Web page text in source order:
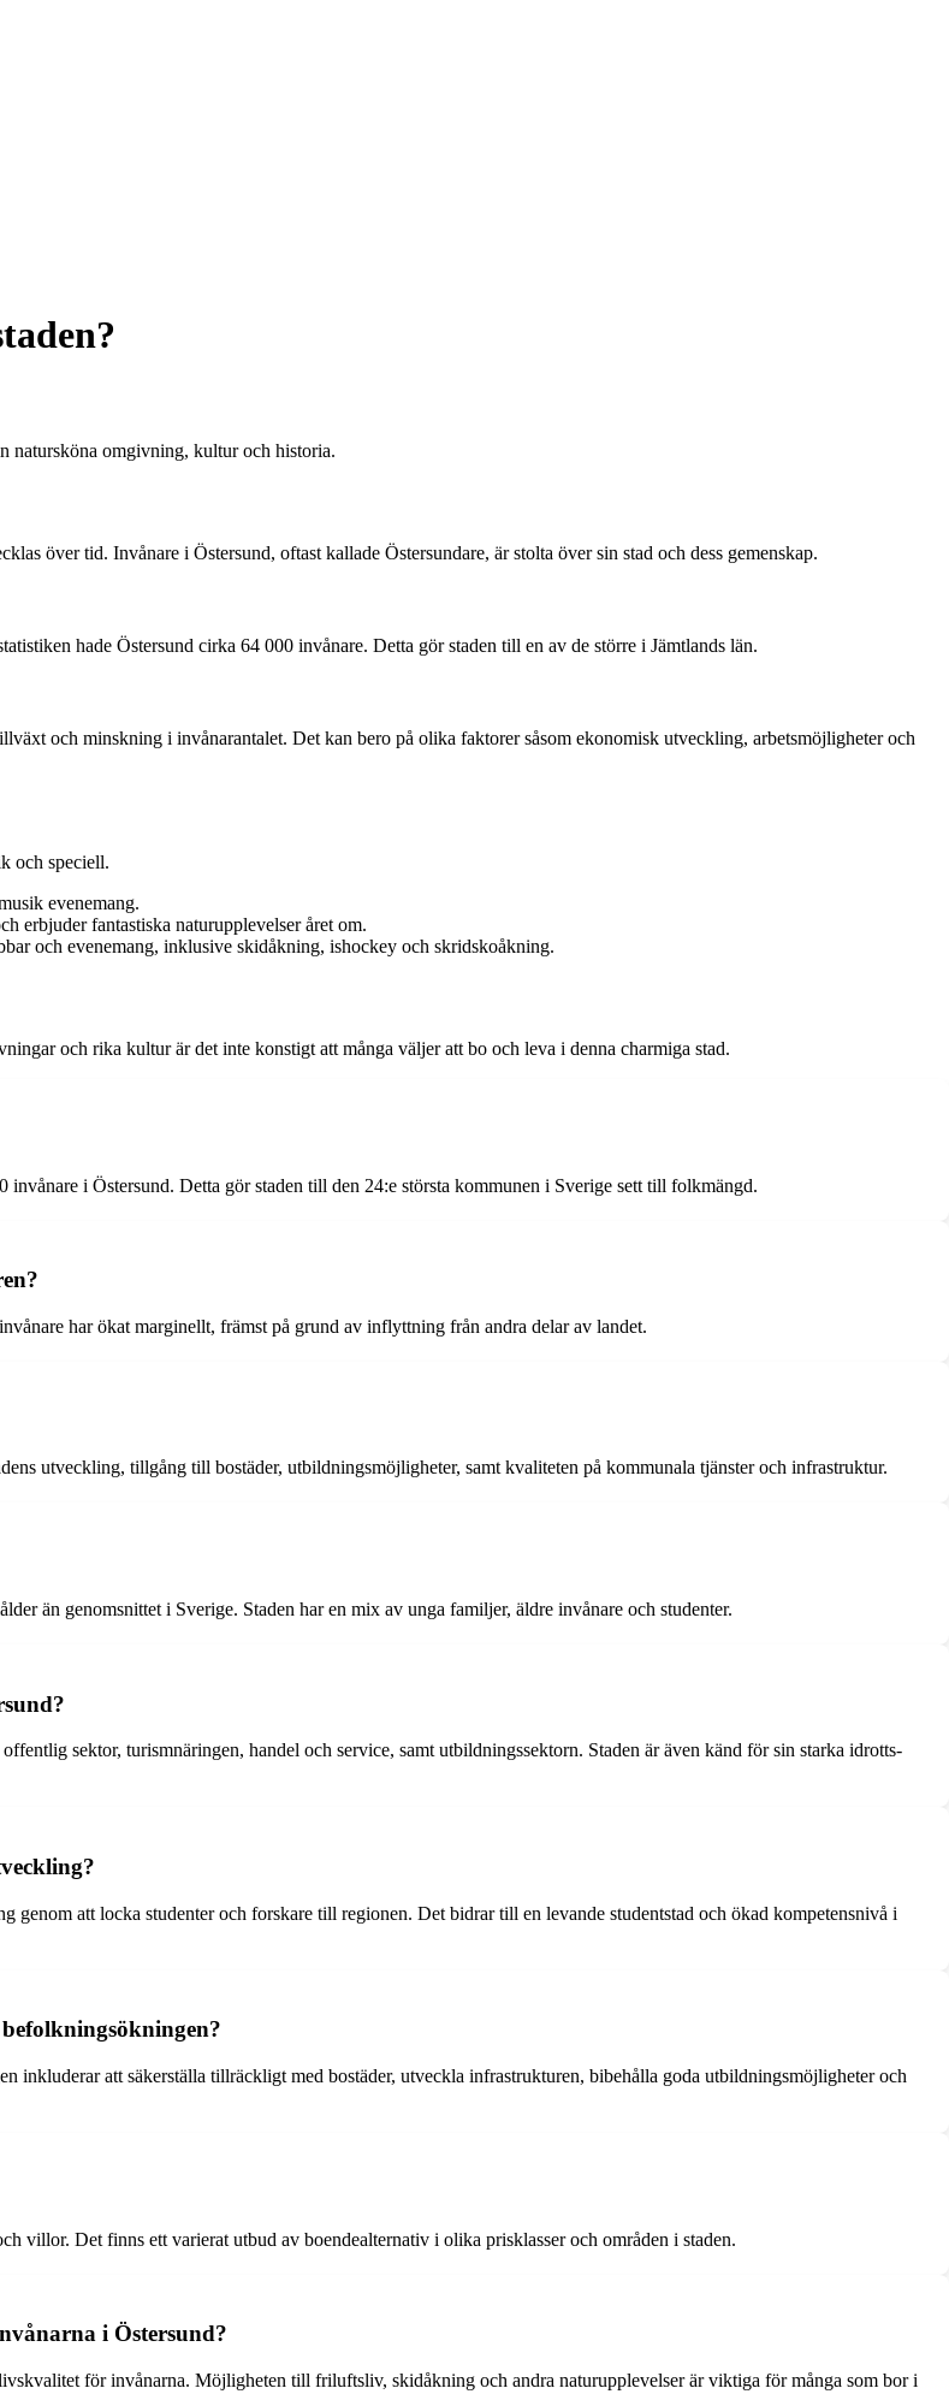
natursköna omgivning, kultur och historia.
över tid. Invånare i Östersund, oftast kallade Östersundare, är stolta över sin stad och dess gemenskap.
hade Östersund cirka 64 000 invånare. Detta gör staden till en av de större i Jämtlands län.
och minskning i invånarantalet. Det kan bero på olika faktorer såsom ekonomisk utveckling, arbetsmöjligheter och
och speciell.
evenemang.
erbjuder fantastiska naturupplevelser året om.
och evenemang, inklusive skidåkning, ishockey och skridskoåkning.
och rika kultur är det inte konstigt att många väljer att bo och leva i denna charmiga stad.
i Östersund. Detta gör staden till den 24:e största kommunen i Sverige sett till folkmängd.
har ökat marginellt, främst på grund av inflyttning från andra delar av landet.
utveckling, tillgång till bostäder, utbildningsmöjligheter, samt kvaliteten på kommunala tjänster och infrastruktur.
än genomsnittet i Sverige. Staden har en mix av unga familjer, äldre invånare och studenter.
sektor, turismnäringen, handel och service, samt utbildningssektorn. Staden är även känd för sin starka idrotts-
att locka studenter och forskare till regionen. Det bidrar till en levande studentstad och ökad kompetensnivå i
inkluderar att säkerställa tillräckligt med bostäder, utveckla infrastrukturen, bibehålla goda utbildningsmöjligheter och
villor. Det finns ett varierat utbud av boendealternativ i olika prisklasser och områden i staden.
i Östersund?
för invånarna. Möjligheten till friluftsliv, skidåkning och andra naturupplevelser är viktiga för många som bor i